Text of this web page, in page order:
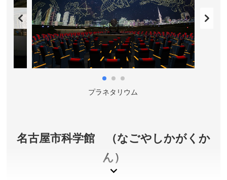
定休日／なし
アクセス／地下鉄東山線 中村公園駅(3番出口)より徒歩
約10分。市バス「中村公園」バス停下車すぐ。
所在地／愛知県名古屋市中村区中村町木下屋敷
お問い合わせ／052-411-0003(豊國神社9:30～16:30)
プラネタリウム
名古屋市科学館 （なごやしかがくか
ん）